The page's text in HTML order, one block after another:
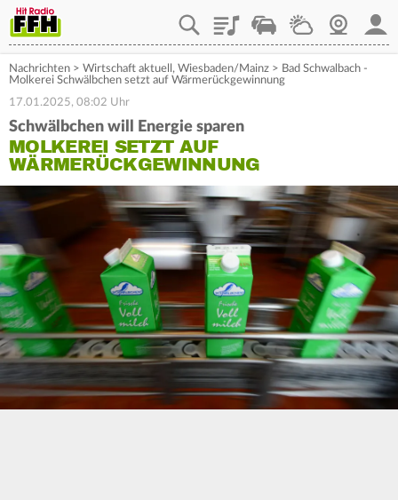
PlaylistStaupilotWetterWebcam
Nachrichten > Wirtschaft aktuell , Wiesbaden/Mainz > Bad Schwalbach -
Molkerei Schwälbchen setzt auf Wärmerückgewinnung
17.01.2025, 08:02 Uhr
Schwälbchen will Energie sparen
MOLKEREI SETZT AUF
WÄRMERÜCKGEWINNUNG